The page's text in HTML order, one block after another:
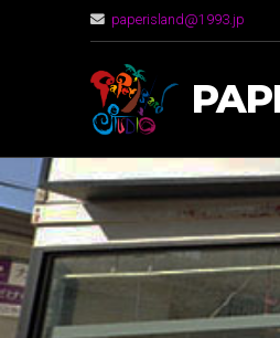
paperisland@1993.jp